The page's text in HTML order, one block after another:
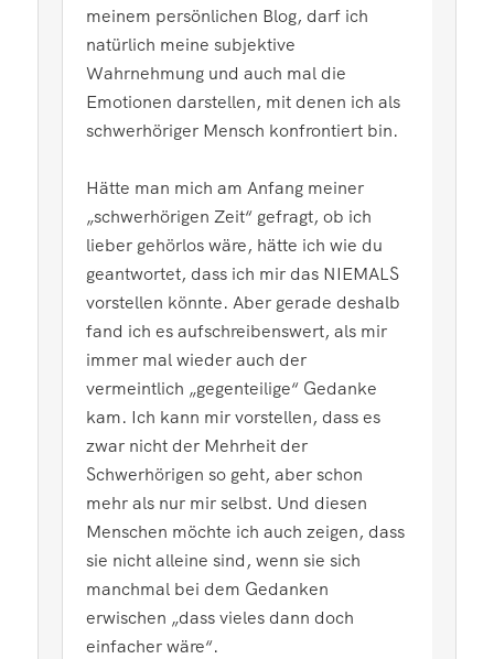
meinem persönlichen Blog, darf ich
natürlich meine subjektive
Wahrnehmung und auch mal die
Emotionen darstellen, mit denen ich als
schwerhöriger Mensch konfrontiert bin.
Hätte man mich am Anfang meiner
„schwerhörigen Zeit“ gefragt, ob ich
lieber gehörlos wäre, hätte ich wie du
geantwortet, dass ich mir das NIEMALS
vorstellen könnte. Aber gerade deshalb
fand ich es aufschreibenswert, als mir
immer mal wieder auch der
vermeintlich „gegenteilige“ Gedanke
kam. Ich kann mir vorstellen, dass es
zwar nicht der Mehrheit der
Schwerhörigen so geht, aber schon
mehr als nur mir selbst. Und diesen
Menschen möchte ich auch zeigen, dass
sie nicht alleine sind, wenn sie sich
manchmal bei dem Gedanken
erwischen „dass vieles dann doch
einfacher wäre“.